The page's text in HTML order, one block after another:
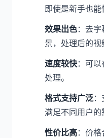
即使是新手也能
效果出色：去
景，处理后的视
速度较快：可
处理。
格式支持广泛：
满足不同用户的
性价比高：价